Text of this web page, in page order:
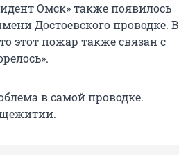
Омск» также появилось
Достоевского проводке. В
этот пожар также связан с
в самой проводке.